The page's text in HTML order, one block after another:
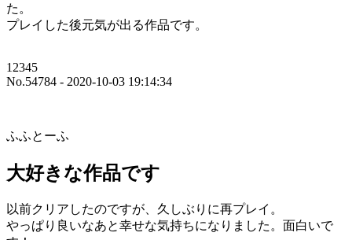
た。
プレイした後元気が出る作品です。
12345
No.54784 - 2020-10-03 19:14:34
ふふとーふ
大好きな作品です
以前クリアしたのですが、久しぶりに再プレイ。
やっぱり良いなあと幸せな気持ちになりました。面白いで